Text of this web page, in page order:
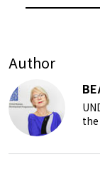
Author
the